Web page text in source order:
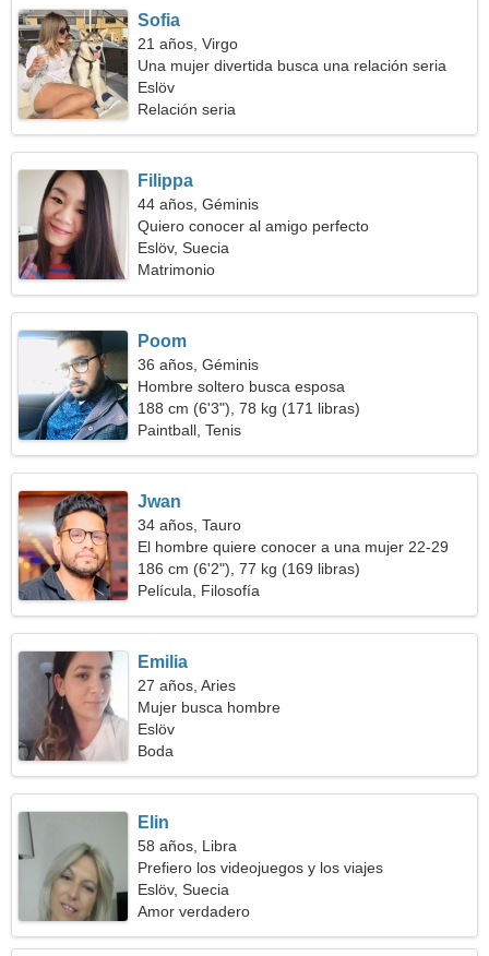
Sofia
21 años, Virgo
Una mujer divertida busca una relación seria
Eslöv
Relación seria
Filippa
44 años, Géminis
Quiero conocer al amigo perfecto
Eslöv, Suecia
Matrimonio
Poom
36 años, Géminis
Hombre soltero busca esposa
188 cm (6'3"), 78 kg (171 libras)
Paintball, Tenis
Jwan
34 años, Tauro
El hombre quiere conocer a una mujer 22-29
186 cm (6'2"), 77 kg (169 libras)
Película, Filosofía
Emilia
27 años, Aries
Mujer busca hombre
Eslöv
Boda
Elin
58 años, Libra
Prefiero los videojuegos y los viajes
Eslöv, Suecia
Amor verdadero